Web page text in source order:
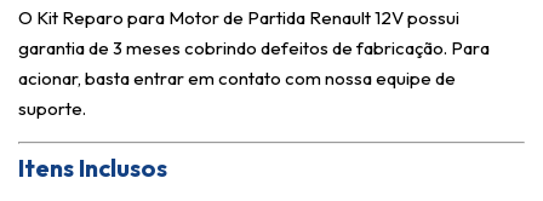
O Kit Reparo para Motor de Partida Renault 12V possui
garantia de 3 meses cobrindo defeitos de fabricação. Para
acionar, basta entrar em contato com nossa equipe de
suporte.
Itens Inclusos